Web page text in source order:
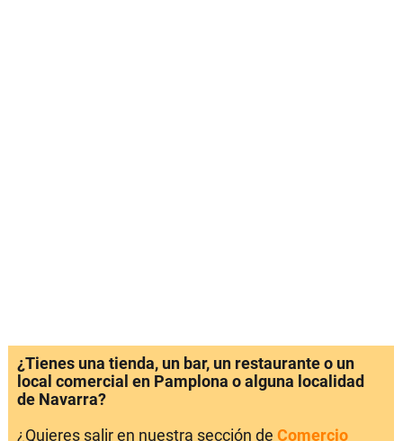
¿Tienes una tienda, un bar, un restaurante o un
local comercial en Pamplona o alguna localidad
de Navarra?
¿Quieres salir en nuestra sección de Comercio